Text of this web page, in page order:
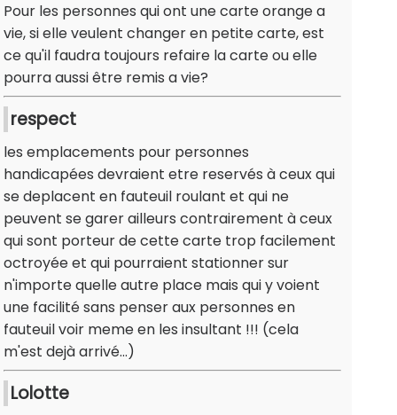
Pour les personnes qui ont une carte orange a
vie, si elle veulent changer en petite carte, est
ce qu'il faudra toujours refaire la carte ou elle
pourra aussi être remis a vie?
respect
les emplacements pour personnes
handicapées devraient etre reservés à ceux qui
se deplacent en fauteuil roulant et qui ne
peuvent se garer ailleurs contrairement à ceux
qui sont porteur de cette carte trop facilement
octroyée et qui pourraient stationner sur
n'importe quelle autre place mais qui y voient
une facilité sans penser aux personnes en
fauteuil voir meme en les insultant !!! (cela
m'est dejà arrivé...)
Lolotte